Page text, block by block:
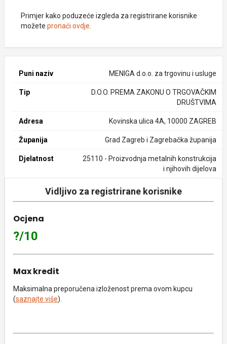
Primjer kako poduzeće izgleda za registrirane korisnike
možete pronaći ovdje
Puni naziv MENIGA d.o.o. za trgovinu i usluge
Tip
D.O.O. PREMA ZAKONU O TRGOVAČKIM
DRUŠTVIMA
Adresa Kovinska ulica 4A, 10000 ZAGREB
Županija Grad Zagreb i Zagrebačka županija
Djelatnost
25110 - Proizvodnja metalnih konstrukcija
i njihovih dijelova
Vidljivo za registrirane korisnike
Ocjena
?/10
Max kredit
Maksimalna preporučena izloženost prema ovom kupcu
(saznajte više).